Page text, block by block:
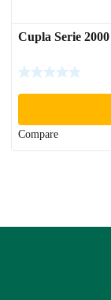
Cupla Serie 2000
Compare